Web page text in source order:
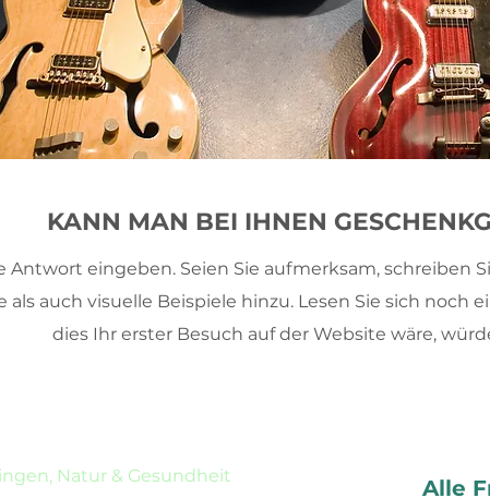
KANN MAN BEI IHNEN
Antwort eingeben. Seien Sie aufmerksam, schreiben
als auch visuelle Beispiele hinzu. Lesen Sie sich noch
dies Ihr erster Besuch auf der Website wäre,
Natur & Gesundheit Alle